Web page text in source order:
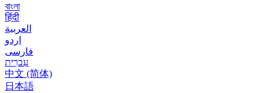
বাংলা
हिंदी
العربية
اردو
فارسی
עִברִית
中文 (简体)
日本語